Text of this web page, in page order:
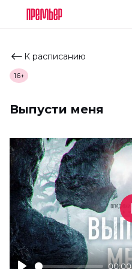
К расписанию
Выпусти меня
16+
00:00